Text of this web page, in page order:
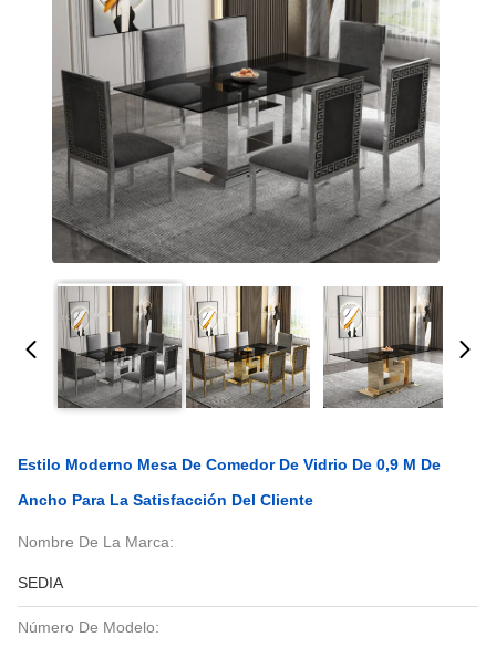
Estilo Moderno Mesa De Comedor De Vidrio De 0,9 M De
Ancho Para La Satisfacción Del Cliente
Nombre De La Marca:
SEDIA
Número De Modelo: